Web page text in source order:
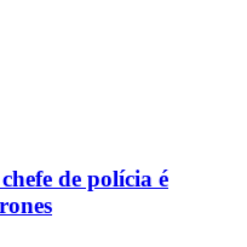
de polícia é